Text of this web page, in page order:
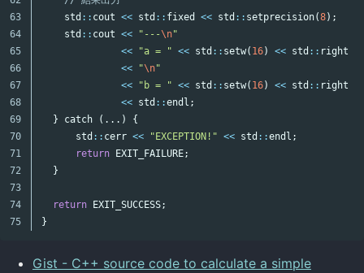
63
64
65
66
67
68
69
70
71
72
73
74
std :: cout << std :: fixed << std :: setprecision(8);
std :: cout << "---\n"
<<
"a = " << std :: setw( 16) << std :: right
<<
"\n"
<<
"b = " << std :: setw( 16) << std :: right
<< std ::endl ;
}
catch (...)
{
std :: cerr << "EXCEPTION!" << std ::endl ;
return EXIT_FAILURE;
}
return EXIT_SUCCESS;
}
Gist - C++ source code to calculate a simple